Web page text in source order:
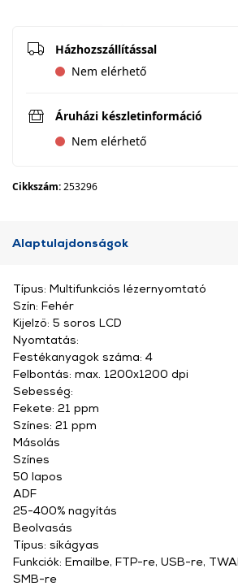
Házhozszállítással
Nem elérhető
Áruházi készletinformáció
Nem elérhető
Cikkszám:253296
Alaptulajdonságok
Típus: Multifunkciós lézernyomtató
Szín: Fehér
Kijelző: 5 soros LCD
Nyomtatás:
Festékanyagok száma: 4
Felbontás: max. 1200x1200 dpi
Sebesség:
Fekete: 21 ppm
Színes: 21 ppm
Másolás
Színes
50 lapos
ADF
25-400% nagyítás
Beolvasás
Típus: síkágyas
Funkciók: Emailbe, FTP-re, USB-re,
SMB-re